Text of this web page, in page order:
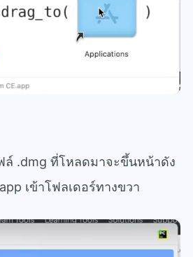
ล์ .dmg ที่โหลดมาจะขึ้นหน้าดัง
เข้าโฟลเดอร์ทางขวา